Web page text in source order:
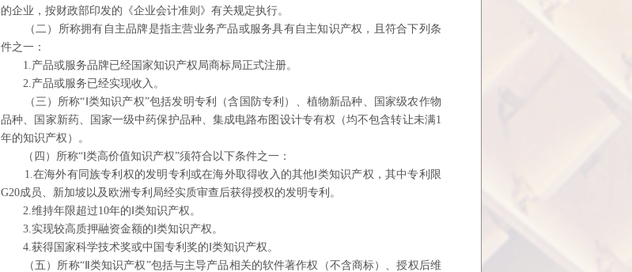
的企业，按财政部印发的《企业会计准则》有关规定执行。
（二）所称拥有自主品牌是指主营业务产品或服务具有自 主知识产权，且符合下列条
件之一：
1.产品或服务品牌已经国家知识产权局商标局正式注册。
2.产品或服务已经实现收入。
（三）所称“Ⅰ类知识产权”包括发明专利（含国防专利）、 植物新品种、国家级农作物
品种、国家新药、国家一级中药保护品种、集成电路布图设计专有权（均不包含转让未满1
年的知识产权）。
（四）所称“Ⅰ类高价值知识产权”须符合以下条件之一：
1.在海外有同族专利权的发明专利或在海外取得收入的其他Ⅰ类知识产权，其中专利限
G20成员、新加坡以及欧洲专利 局经实质审查后获得授权的发明专利。
2.维持年限超过10年的Ⅰ类知识产权。
3.实现较高质押融资金额的Ⅰ类知识产权。
4.获得国家科学技术奖或中国专利奖的Ⅰ类知识产权。
（五）所称“Ⅱ类知识产权”包括与主导产品相关的软件著作权（不含商标）、授权后维